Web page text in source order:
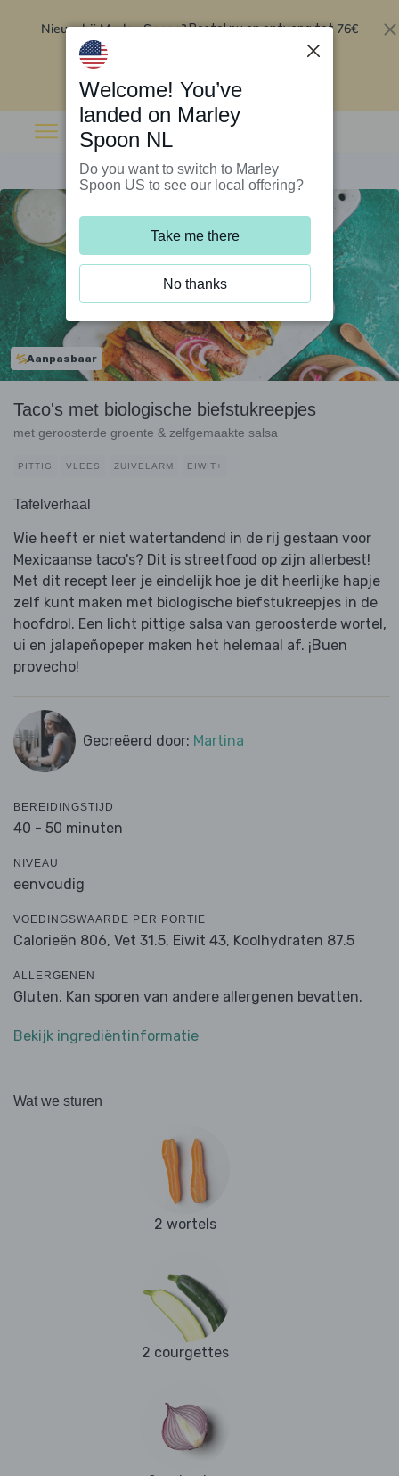
Nieuw bij Marley Spoon?Bestel nu en ontvang tot 76€
Aanpasbaar
Taco's met biologische biefstukreepjes
met geroosterde groente & zelfgemaakte salsa
PITTIG VLEES ZUIVELARM EIWIT+
Tafelverhaal
Wie heeft er niet watertandend in de rij gestaan voor
Mexicaanse taco's? Dit is streetfood op zijn allerbest!
Met dit recept leer je eindelijk hoe je dit heerlijke hapje
zelf kunt maken met biologische biefstukreepjes in de
hoofdrol. Een licht pittige salsa van geroosterde wortel,
ui en jalapeñopeper maken het helemaal af. ¡Buen
provecho!
Gecreëerd door: Martina
BEREIDINGSTIJD
40 - 50 minuten
NIVEAU
eenvoudig
VOEDINGSWAARDE PER PORTIE
Calorieën 806, Vet 31.5, Eiwit 43, Koolhydraten 87.5
ALLERGENEN
Gluten. Kan sporen van andere allergenen bevatten.
Bekijk ingrediëntinformatie
Wat we sturen
2 wortels
2 courgettes
Welcome! You’ve
landed on Marley
Spoon NL
Do you want to switch to Marley
Spoon US to see our local offering?
Take me there
No thanks